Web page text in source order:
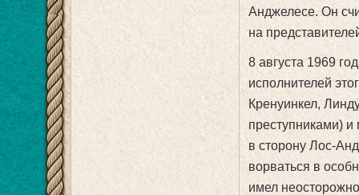
Анджелесе. Он
на
8 августа 1969
исполнителей
Кренуинкел,
преступниками) и
в сторону Лос-
ворваться в
имел